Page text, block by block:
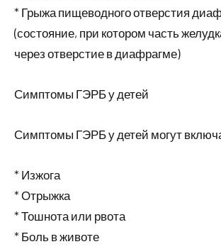
* Грыжа пищеводного отверстия
(состояние, при котором часть
через отверстие в диафрагме)
Симптомы ГЭРБ у детей
Симптомы ГЭРБ у детей могут
* Изжога
* Отрыжка
* Тошнота или рвота
* Боль в животе